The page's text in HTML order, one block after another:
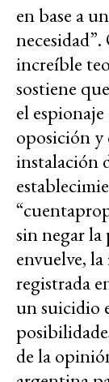
en base a
increíble
sostiene
el
oposición y
instalación
sin negar
envuelve,
registrada
un suicidio
de la